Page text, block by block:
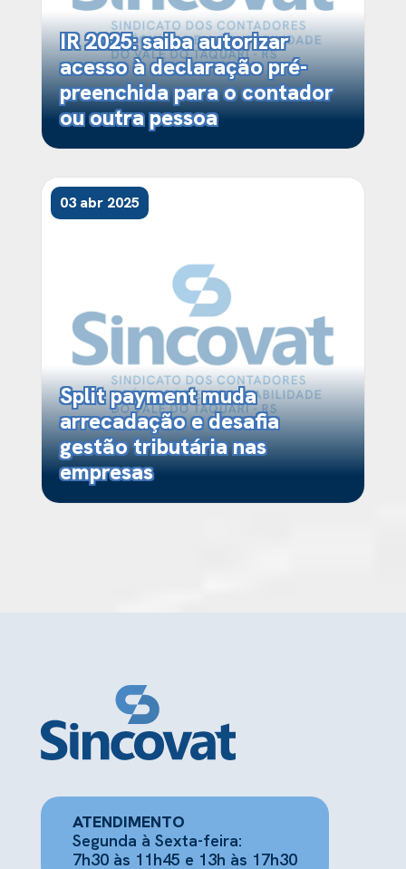
IR 2025: saiba autorizar
acesso à declaração pré-
preenchida para o contador
ou outra pessoa
03 abr 2025
Split payment muda
arrecadação e desafia
gestão tributária nas
empresas
ATENDIMENTO
Segunda à Sexta-feira:
7h30 às 11h45 e 13h às 17h30